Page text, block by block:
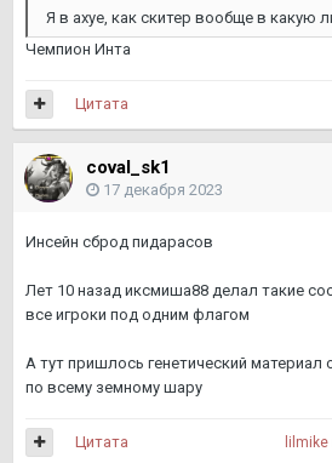
Я в ахуе, как скитер вообще в какую
Чемпион Инта
Цитата
coval_sk1
17 декабря 2023
Инсейн сброд пидарасов
Лет 10 назад иксмиша88 делал такие
все игроки под одним флагом
А тут пришлось генетический материал
по всему земному шару
lilmike
Цитата